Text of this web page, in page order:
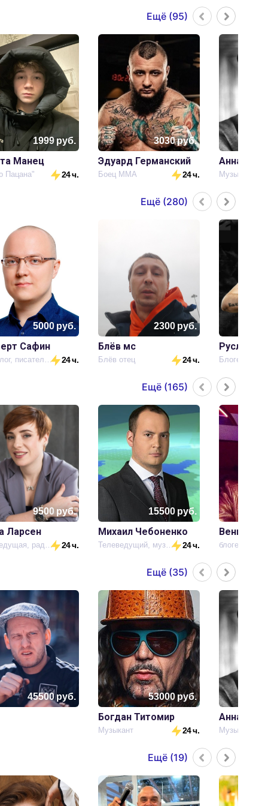
Ещё (95)
1999руб.
Манец
Пацана" 24 ч.
3030руб.
Эдуард Германский
Боец ММА 24 ч. Музыкант
Ещё (280)
5000руб.
Сафин
Психолог, писатель, блогер 24 ч.
2300руб.
Блёв мс
Блёв отец 24 ч.
Руслан
Блогер,
Ещё (165)
9500 руб.
Ларсен
Телеведущая, радиоведущая 24 ч.
15500руб.
Михаил Чебоненко
Телеведущий, музыкант 24 ч. блогер
Ещё (35)
45500руб. 53000руб.
Богдан Титомир
Музыкант 24 ч. Музыкант
Ещё (19)